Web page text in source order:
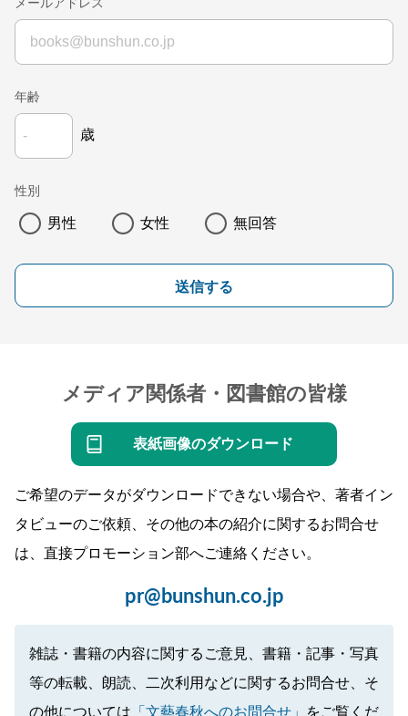
メールアドレス
年齢
歳
性別
男性 女性 無回答
送信する
メディア関係者・図書館の皆様
表紙画像のダウンロード
ご希望のデータがダウンロードできない場合や、著者イン
タビューのご依頼、その他の本の紹介に関するお問合せ
は、直接プロモーション部へご連絡ください。
pr@bunshun.co.jp
雑誌・書籍の内容に関するご意見、書籍・記事・写真
等の転載、朗読、二次利用などに関するお問合せ、そ
の他については 「文藝春秋へのお問合せ」 をご覧くだ